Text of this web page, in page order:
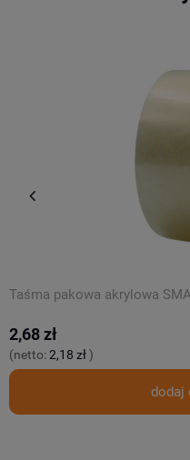
Taśma pakowa akrylowa
2,68 zł
(netto:2,18 zł)
dodaj